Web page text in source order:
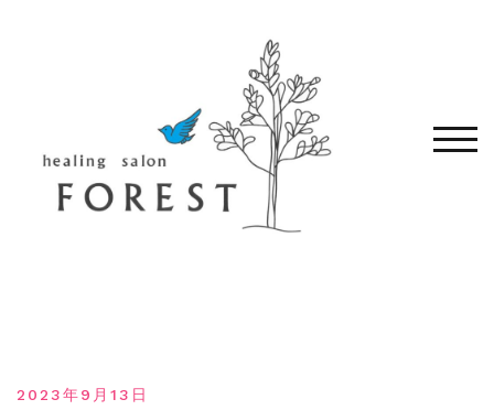
モバ
2023年9月13日